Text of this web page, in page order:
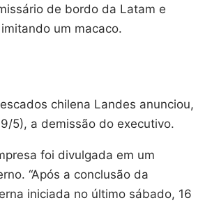
de bordo da Latam e
um macaco.
chilena Landes anunciou,
5), a demissão do executivo.
foi divulgada em um
“Após a conclusão da
iniciada no último sábado, 16